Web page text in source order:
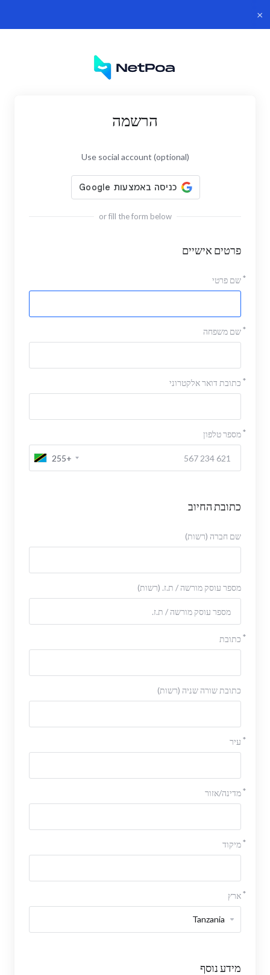
×
הרשמה
Use social account (optional)
or fill the form below
פרטים אישיים
שם פרטי
שם משפחה
כתובת דואר אלקטרוני
מספר טלפון
+255
כתובת החיוב
שם חברה (רשות)
מספר עוסק מורשה / ת.ז. (רשות)
כתובת
כתובת שורה שניה (רשות)
עיר
מדינה/אזור
מיקוד
ארץ
מידע נוסף